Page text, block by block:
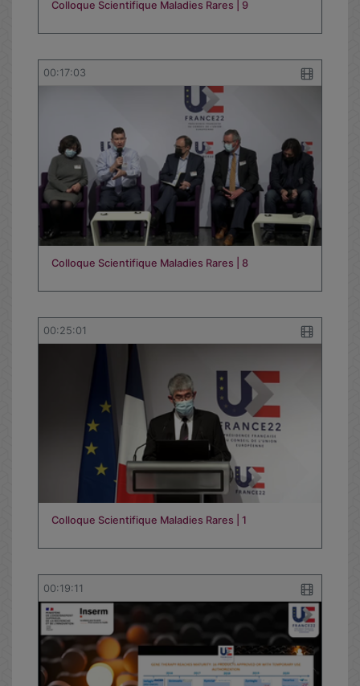
Colloque Scientifique Maladies Rares | 9
00:17:03
Colloque Scientifique Maladies Rares | 8
00:25:01
Colloque Scientifique Maladies Rares | 1
00:19:11